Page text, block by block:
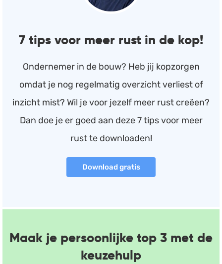
7 tips voor meer rust in de kop!
Ondernemer in de bouw? Heb jij kopzorgen
omdat je nog regelmatig overzicht verliest of
inzicht mist? Wil je voor jezelf meer rust creëen?
Dan doe je er goed aan deze 7 tips voor meer
rust te downloaden!
Download gratis
Maak je persoonlijke top 3 met de
keuzehulp